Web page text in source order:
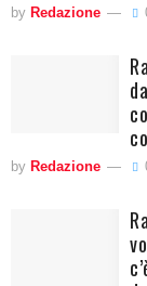
by Redazione
by Redazione